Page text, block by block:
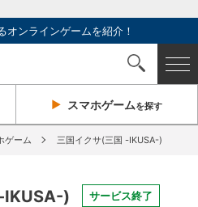
オンラインゲームを紹介！
スマホゲームを探す
ゲーム 三国イクサ(三国 -IKUSA-)
IKUSA-) サービス終了